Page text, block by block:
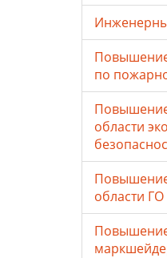
по
области
области